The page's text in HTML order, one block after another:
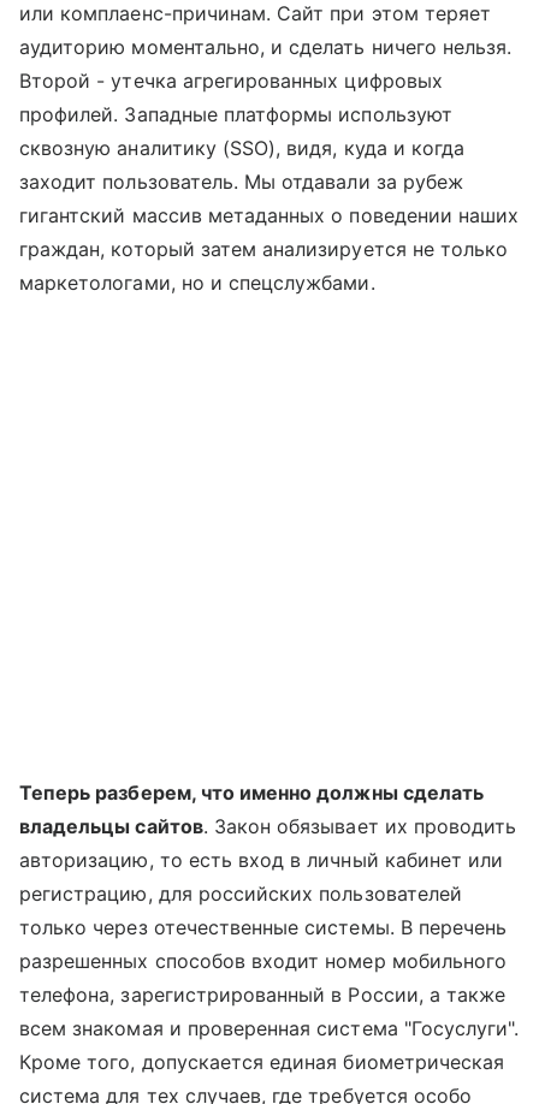
или комплаенс-причинам. Сайт при этом теряет
аудиторию моментально, и сделать ничего нельзя.
Второй - утечка агрегированных цифровых
профилей. Западные платформы используют
сквозную аналитику (SSO), видя, куда и когда
заходит пользователь. Мы отдавали за рубеж
гигантский массив метаданных о поведении наших
граждан, который затем анализируется не только
маркетологами, но и спецслужбами.
Теперь разберем, что именно должны сделать
владельцы сайтов. Закон обязывает их проводить
авторизацию, то есть вход в личный кабинет или
регистрацию, для российских пользователей
только через отечественные системы. В перечень
разрешенных способов входит номер мобильного
телефона, зарегистрированный в России, а также
всем знакомая и проверенная система "Госуслуги".
Кроме того, допускается единая биометрическая
система для тех случаев, где требуется особо